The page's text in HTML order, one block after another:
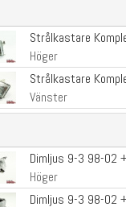
Strålkastare
Höger
Strålkastare
Vänster
Dimljus 9-3 98-02
Höger
Dimljus 9-3 98-02